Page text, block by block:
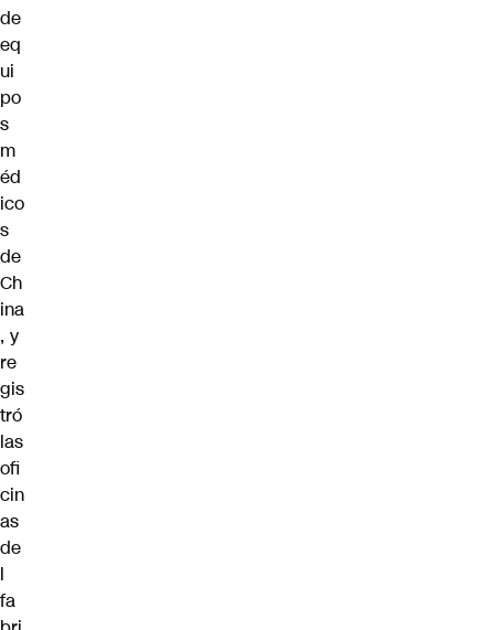
de
eq
ui
po
s
m
éd
ico
s
de
Ch
ina
, y
re
gis
tró
las
ofi
cin
as
de
l
fa